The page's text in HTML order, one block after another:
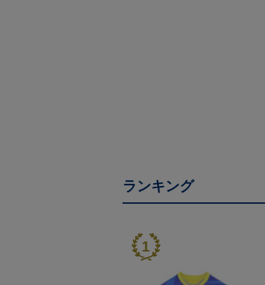
ランキング